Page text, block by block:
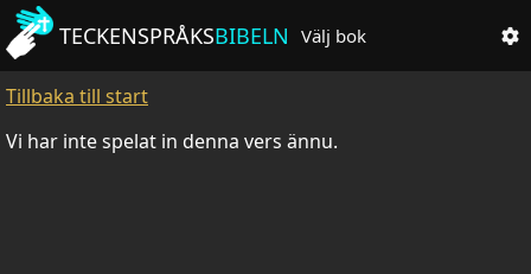
TECKENSPRÅKSBIBELN Välj bok
Tillbaka till start
Vi har inte spelat in denna vers ännu.